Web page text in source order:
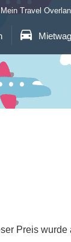
Mein Travel
Preis wurde